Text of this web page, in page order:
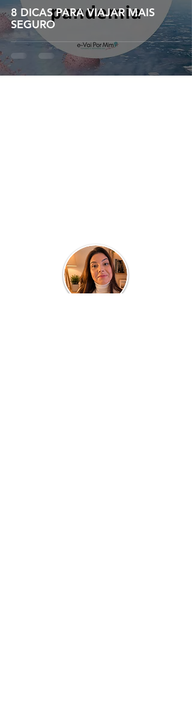
8 DICAS PARA VIAJAR MAIS
SEGURO